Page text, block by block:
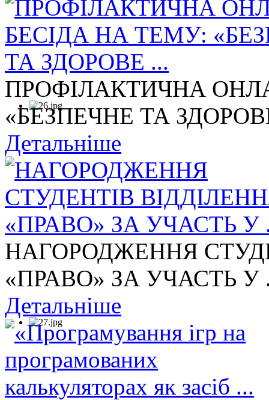
ПРОФІЛАКТИЧНА
«БЕЗПЕЧНЕ ТА
Детальніше
НАГОРОДЖЕННЯ
«ПРАВО» ЗА УЧАСТЬ У
Детальніше